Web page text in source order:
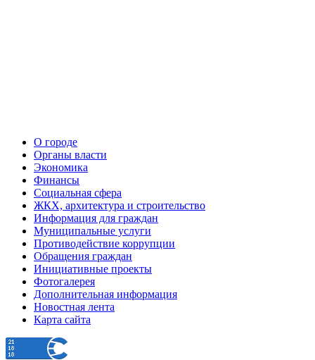
О городе
Органы власти
Экономика
Финансы
Социальная сфера
ЖКХ, архитектура и строительство
Информация для граждан
Муниципальные услуги
Противодействие коррупции
Обращения граждан
Инициативные проекты
Фотогалерея
Дополнительная информация
Новостная лента
Карта сайта